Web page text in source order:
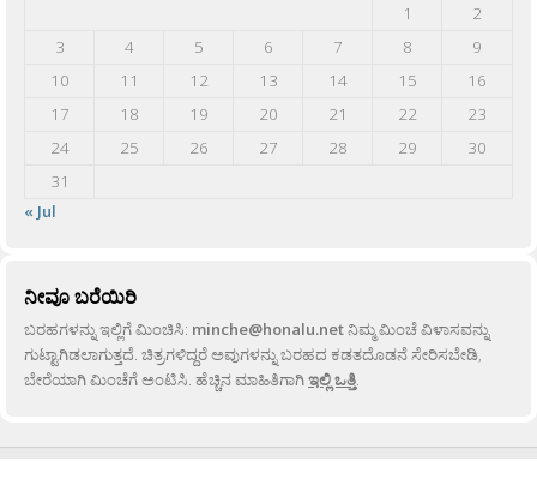
1
2
3
4 5 6 7 8
9
10
11 12 13 14 15
16
17
18 19 20 21 22
23
24
25 26 27 28 29
30
31
« Jul
ನೀವೂ ಬರೆಯಿರಿ
ಬರಹಗಳನ್ನು ಇಲ್ಲಿಗೆ ಮಿಂಚಿಸಿ: minche@honalu.netನಿಮ್ಮ ಮಿಂಚೆ ವಿಳಾಸವನ್ನು
ಗುಟ್ಟಾಗಿಡಲಾಗುತ್ತದೆ. ಚಿತ್ರಗಳಿದ್ದರೆ ಅವುಗಳನ್ನು ಬರಹದ ಕಡತದೊಡನೆ ಸೇರಿಸಬೇಡಿ,
ಬೇರೆಯಾಗಿ ಮಿಂಚೆಗೆ ಅಂಟಿಸಿ. ಹೆಚ್ಚಿನ ಮಾಹಿತಿಗಾಗಿಇಲ್ಲಿ ಒತ್ತಿ.